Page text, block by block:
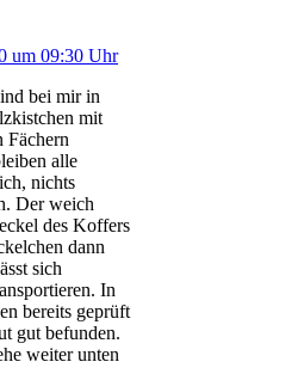
um 09:30 Uhr
bei mir in
mit
Fächern
alle
nichts
Der weich
des Koffers
dann
sich
In
bereits geprüft
gut befunden.
weiter unten